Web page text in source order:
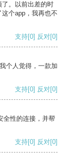
。以前出差的时
个app，我再也不
支持[0] 反对[0]
个人觉得，一款加
支持[0] 反对[0]
全性的连接，并帮
支持[0] 反对[0]